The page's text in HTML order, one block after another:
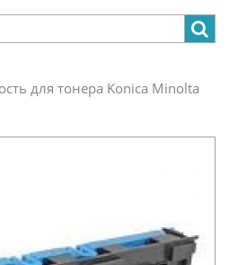
для тонера Konica Minolta